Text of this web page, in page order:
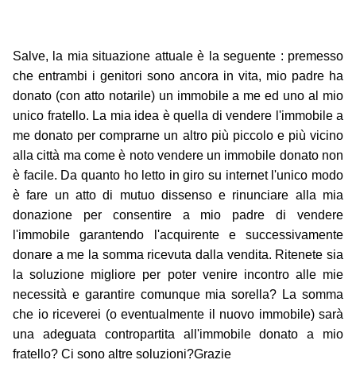
Salve, la mia situazione attuale è la seguente : premesso
che entrambi i genitori sono ancora in vita, mio padre ha
donato (con atto notarile) un immobile a me ed uno al mio
unico fratello. La mia idea è quella di vendere l'immobile a
me donato per comprarne un altro più piccolo e più vicino
alla città ma come è noto vendere un immobile donato non
è facile. Da quanto ho letto in giro su internet l'unico modo
è fare un atto di mutuo dissenso e rinunciare alla mia
donazione per consentire a mio padre di vendere
l'immobile garantendo l'acquirente e successivamente
donare a me la somma ricevuta dalla vendita. Ritenete sia
la soluzione migliore per poter venire incontro alle mie
necessità e garantire comunque mia sorella? La somma
che io riceverei (o eventualmente il nuovo immobile) sarà
una adeguata contropartita all'immobile donato a mio
fratello? Ci sono altre soluzioni?Grazie